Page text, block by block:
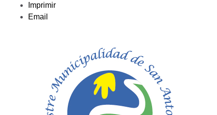
Imprimir
Email